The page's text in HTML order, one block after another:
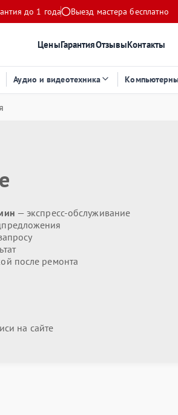
до 1 года Выезд мастера бесплатно
ЦеныГарантияОтзывыКонтакты
Аудио и видеотехника
— экспресс-обслуживание
после ремонта
на сайте